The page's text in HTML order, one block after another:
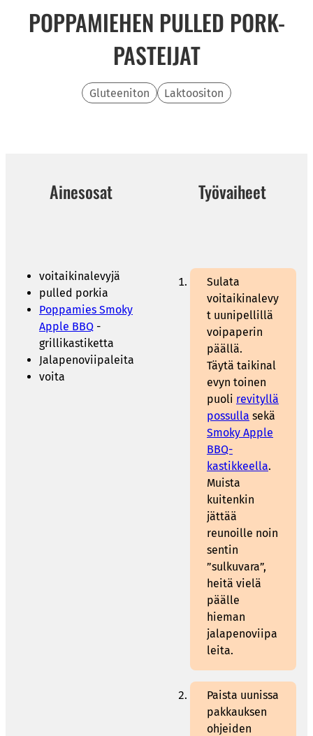
POPPAMIEHEN PULLED PORK-
PASTEIJAT
Gluteeniton Laktoositon
Ainesosat Työvaiheet
voitaikinalevyjä
pulled porkia
Poppamies Smoky
Apple BBQ -
grillikastiketta
Jalapenoviipaleita
voita
Sulata
voitaikinalevy
t uunipellillä
voipaperin
päällä.
Täytä taikinal
evyn toinen
puoli revityllä
possulla sekä
Smoky Apple
BBQ-
kastikkeella.
Muista
kuitenkin
jättää
reunoille noin
sentin
”sulkuvara”,
heitä vielä
päälle
hieman
jalapenoviipa
leita.
Paista uunissa
pakkauksen
ohjeiden